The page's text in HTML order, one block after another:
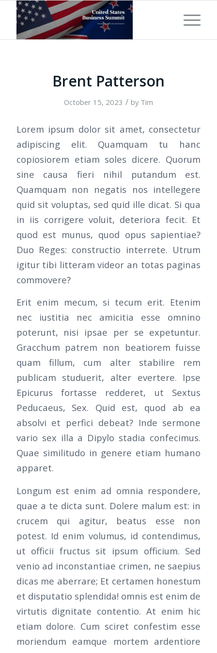
Brent Patterson
October 15, 2023 / by Tim
Lorem ipsum dolor sit amet, consectetur
adipiscing elit. Quamquam tu hanc
copiosiorem etiam soles dicere. Quorum
sine causa fieri nihil putandum est.
Quamquam non negatis nos intellegere
quid sit voluptas, sed quid ille dicat. Si qua
in iis corrigere voluit, deteriora fecit. Et
quod est munus, quod opus sapientiae?
Duo Reges: constructio interrete. Utrum
igitur tibi litteram videor an totas paginas
commovere?
Erit enim mecum, si tecum erit. Etenim
nec iustitia nec amicitia esse omnino
poterunt, nisi ipsae per se expetuntur.
Gracchum patrem non beatiorem fuisse
quam fillum, cum alter stabilire rem
publicam studuerit, alter evertere. Ipse
Epicurus fortasse redderet, ut Sextus
Peducaeus, Sex. Quid est, quod ab ea
absolvi et perfici debeat? Inde sermone
vario sex illa a Dipylo stadia confecimus.
Quae similitudo in genere etiam humano
apparet.
Longum est enim ad omnia respondere,
quae a te dicta sunt. Dolere malum est: in
crucem qui agitur, beatus esse non
potest. Id enim volumus, id contendimus,
ut officii fructus sit ipsum officium. Sed
venio ad inconstantiae crimen, ne saepius
dicas me aberrare; Et certamen honestum
et disputatio splendida! omnis est enim de
virtutis dignitate contentio. At enim hic
etiam dolore. Cum sciret confestim esse
moriendum eamque mortem ardentiore